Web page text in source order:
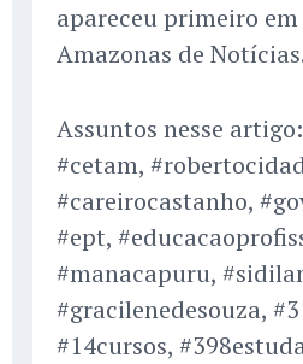
apareceu primeiro
Amazonas de
Assuntos nesse artigo:
#cetam,
#careirocastanho,
#ept,
#manacapuru,
#gracilenedesouza,
#14cursos,